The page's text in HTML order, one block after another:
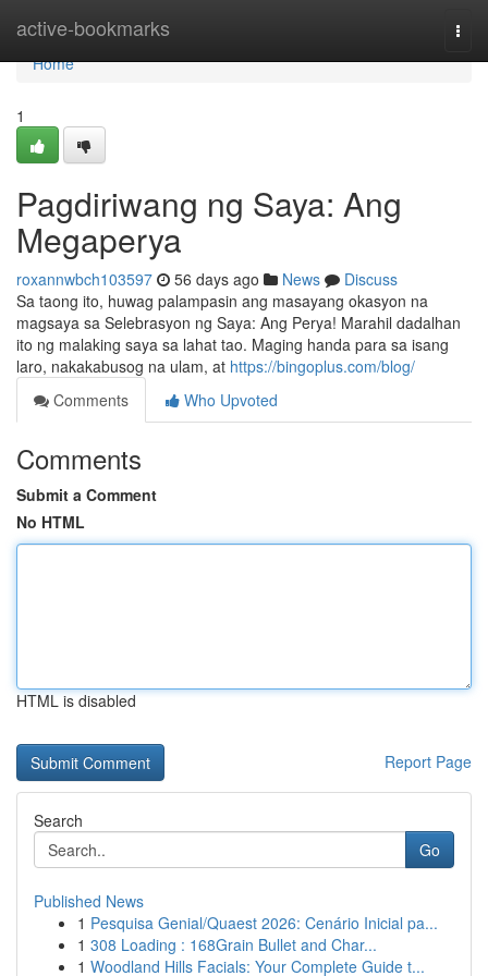
active-bookmarks
Home
Home
1
Pagdiriwang ng Saya: Ang
Megaperya
roxannwbch103597 56 days ago News
Discuss
Sa taong ito, huwag palampasin ang masayang okasyon na
magsaya sa Selebrasyon ng Saya: Ang Perya! Marahil dadalhan
ito ng malaking saya sa lahat tao. Maging handa para sa isang
laro, nakakabusog na ulam, at https://bingoplus.com/blog/
Comments
Who Upvoted
Comments
Submit a Comment
No HTML
HTML is disabled
Report Page
Search
Go
Published News
1 Pesquisa Genial/Quaest 2026: Cenário Inicial pa...
1 308 Loading : 168Grain Bullet and Char...
1 Woodland Hills Facials: Your Complete Guide t...